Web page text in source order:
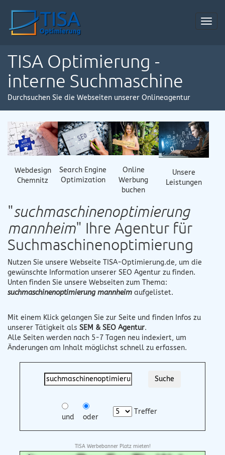
TISA Optimierung -
interne Suchmaschine
Durchsuchen Sie die Webseiten unserer Onlineagentur
Webdesign
Chemnitz
Search Engine
Optimization
Online
Werbung
buchen
Unsere
Leistungen
"suchmaschinenoptimierung
mannheim" Ihre Agentur für
Suchmaschinenoptimierung
Nutzen Sie unsere Webseite TISA-Optimierung.de, um die
gewünschte Information unserer SEO Agentur zu finden.
Unten finden Sie unsere Webseiten zum Thema:
suchmaschinenoptimierung mannheim aufgelistet.
Mit einem Klick gelangen Sie zur Seite und finden Infos zu
unserer Tätigkeit als SEM & SEO Agentur.
Alle Seiten werden nach 5-7 Tagen neu indexiert, um
Änderungen am Inhalt möglichst schnell zu erfassen.
und oder
Treffer
TISA Werbebanner Platz mieten!